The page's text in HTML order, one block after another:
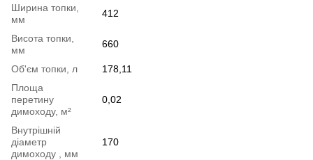
Ширина топки,
мм
412
Висота топки,
мм
660
Об'єм топки, л
178,11
Площа
перетину
димоходу, м²
0,02
Внутрішній
діаметр
димоходу , мм
170